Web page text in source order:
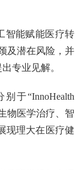
智能赋能医疗转
及潜在风险，并
专业见解。
于“InnoHealth
物医学治疗、智
现理大在医疗健